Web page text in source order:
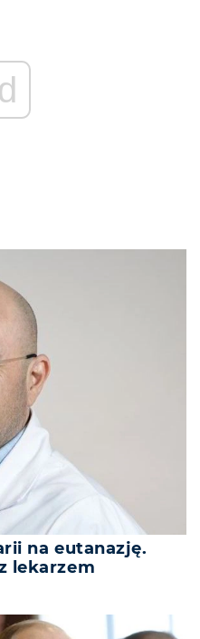
na eutanazję.
lekarzem